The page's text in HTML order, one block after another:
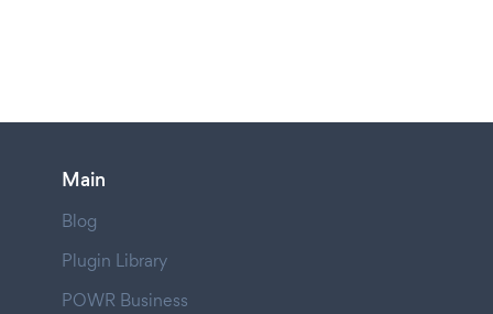
Main
Blog
Plugin Library
POWR Business